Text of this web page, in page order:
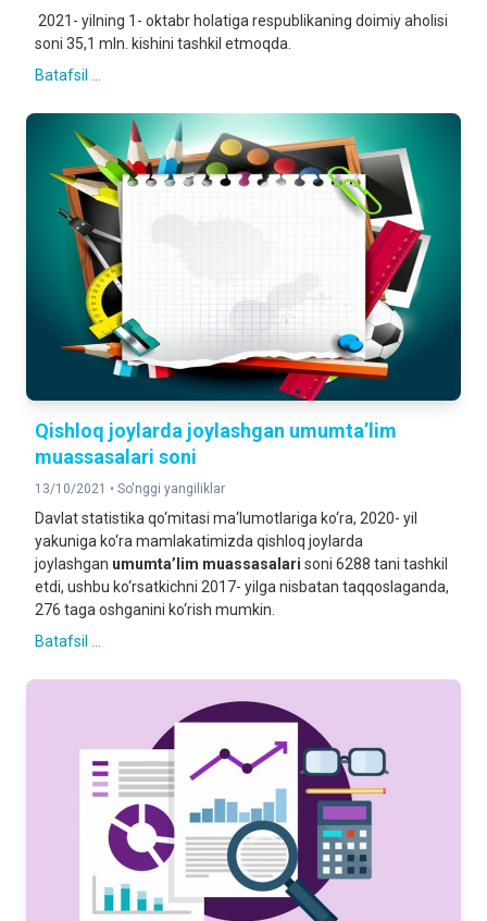
2021- yilning 1- oktabr holatiga respublikaning doimiy aholisi
soni 35,1 mln. kishini tashkil etmoqda.
Batafsil ...
Qishloq joylarda joylashgan umumta’lim
muassasalari soni
13/10/2021 • So'nggi yangiliklar
Davlat statistika qo‘mitasi ma‘lumotlariga ko‘ra, 2020- yil
yakuniga ko‘ra mamlakatimizda qishloq joylarda
joylashgan umumta’lim muassasalari soni 6288 tani tashkil
etdi, ushbu ko‘rsatkichni 2017- yilga nisbatan taqqoslaganda,
276 taga oshganini ko‘rish mumkin.
Batafsil ...